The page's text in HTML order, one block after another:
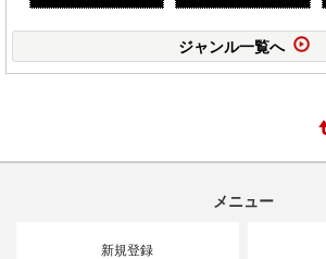
ジャンル一覧へ
メニュー
新規登録